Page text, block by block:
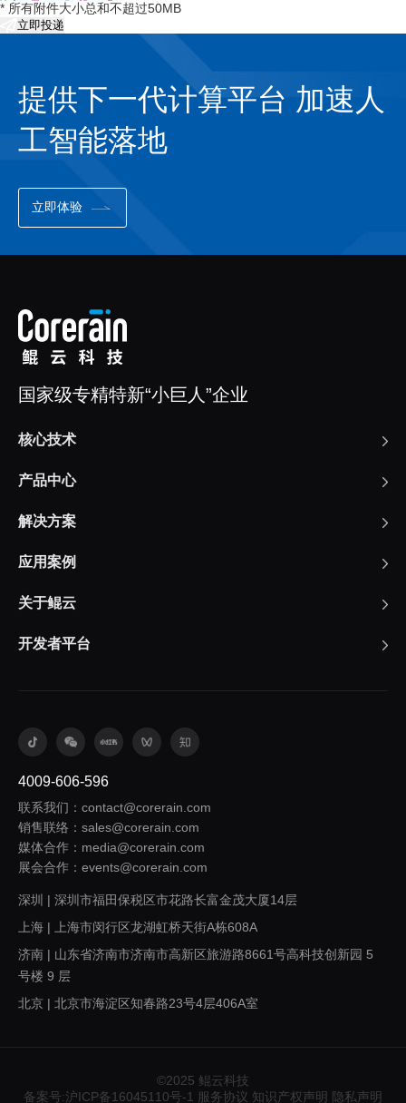
* 所有附件大小总和不超过50MB
立即投递
提供下一代计算平台 加速人
工智能落地
立即体验
国家级专精特新“小巨人”企业
核心技术
产品中心
解决方案
应用案例
关于鲲云
开发者平台
4009-606-596
联系我们：contact@corerain.com
销售联络：sales@corerain.com
媒体合作：media@corerain.com
展会合作：events@corerain.com
深圳 | 深圳市福田保税区市花路长富金茂大厦14层
上海 | 上海市闵行区龙湖虹桥天街A栋608A
济南 | 山东省济南市济南市高新区旅游路8661号高科技创新园 5
号楼 9 层
北京 | 北京市海淀区知春路23号4层406A室
广州 | 广东省广州市番禺区桥兴大道403号中兴大厦317
©2025 鲲云科技
备案号:沪ICP备16045110号-1 服务协议 知识产权声明 隐私声明